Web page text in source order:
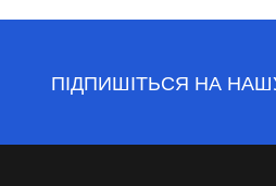
ПІДПИШІТЬСЯ НА